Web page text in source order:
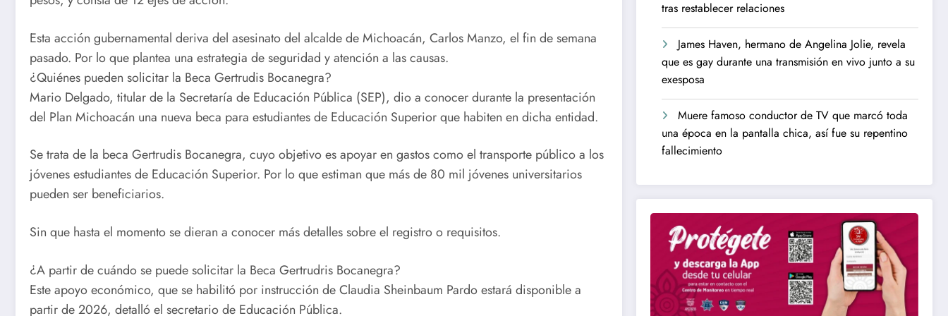
Esta acción gubernamental deriva del asesinato del alcalde de Michoacán, Carlos Manzo, el fin de semana
pasado. Por lo que plantea una estrategia de seguridad y atención a las causas.
¿Quiénes pueden solicitar la Beca Gertrudis Bocanegra?
Mario Delgado, titular de la Secretaría de Educación Pública (SEP), dio a conocer durante la presentación
del Plan Michoacán una nueva beca para estudiantes de Educación Superior que habiten en dicha entidad.
Se trata de la beca Gertrudis Bocanegra, cuyo objetivo es apoyar en gastos como el transporte público a los
jóvenes estudiantes de Educación Superior. Por lo que estiman que más de 80 mil jóvenes universitarios
pueden ser beneficiarios.
Sin que hasta el momento se dieran a conocer más detalles sobre el registro o requisitos.
¿A partir de cuándo se puede solicitar la Beca Gertrudris Bocanegra?
Este apoyo económico, que se habilitó por instrucción de Claudia Sheinbaum Pardo estará disponible a
partir de 2026, detalló el secretario de Educación Pública.
tras restablecer relaciones
James Haven, hermano de Angelina Jolie, revela
que es gay durante una transmisión en vivo junto a su
exesposa
Muere famoso conductor de TV que marcó toda
una época en la pantalla chica, así fue su repentino
fallecimiento